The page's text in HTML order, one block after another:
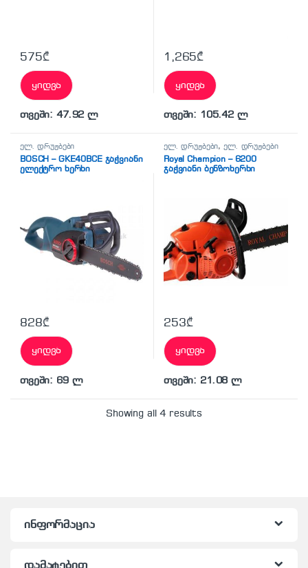
575₾
ყიდვა
თვეში: 47.92 ლ
1,265₾
ყიდვა
თვეში: 105.42 ლ
ელ. დრუჟბები
BOSCH – GKE40BCE ჯაჭვიანი
ელექტრო ხერხი
828₾
ყიდვა
თვეში: 69 ლ
ელ. დრუჟბები,ელ. დრუჟბები
Royal Champion – 6200
ჯაჭვიანი ბენზოხერხი
253₾
ყიდვა
თვეში: 21.08 ლ
Showing all 4 results
ინფორმაცია
დამატებით